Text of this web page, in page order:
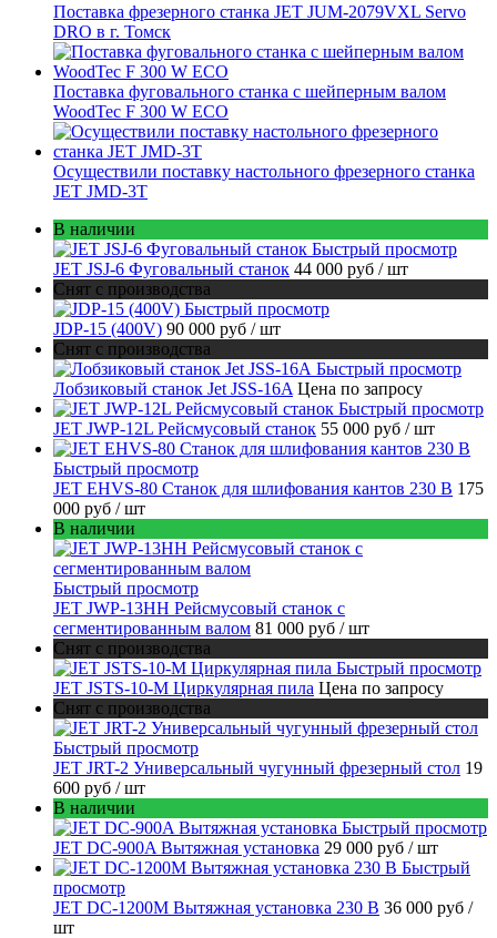
Поставка фрезерного станка JET JUM-2079VXL Servo
DRO в г. Томск
Поставка фуговального станка с шейперным валом
WoodTec F 300 W ECO
Осуществили поставку настольного фрезерного станка
JET JMD-3T
В наличии
Быстрый просмотр
JET JSJ-6 Фуговальный станок 44 000 руб / шт
Снят с производства
Быстрый просмотр
JDP-15 (400V) 90 000 руб / шт
Снят с производства
Быстрый просмотр
Лобзиковый станок Jet JSS-16A Цена по запросу
Быстрый просмотр
JET JWP-12L Рейсмусовый станок 55 000 руб / шт
Быстрый просмотр
JET EHVS-80 Станок для шлифования кантов 230 В 175
000 руб / шт
В наличии
Быстрый просмотр
JET JWP-13HH Рейсмусовый станок с
сегментированным валом 81 000 руб / шт
Снят с производства
Быстрый просмотр
JET JSTS-10-M Циркулярная пила Цена по запросу
Снят с производства
Быстрый просмотр
JET JRT-2 Универсальный чугунный фрезерный стол 19
600 руб / шт
В наличии
Быстрый просмотр
JET DC-900A Вытяжная установка 29 000 руб / шт
Быстрый
просмотр
JET DC-1200M Вытяжная установка 230 В 36 000 руб /
шт